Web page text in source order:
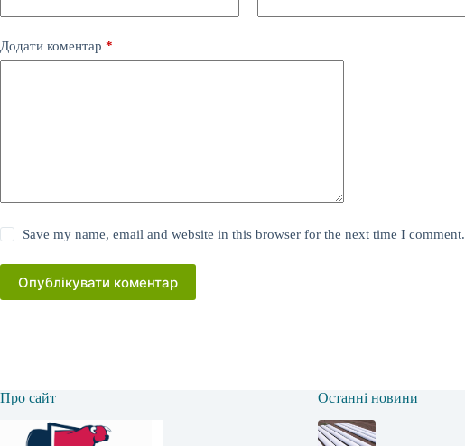
Додати коментар *
Save my name, email and website in this browser for the next time I comment.
Опублікувати коментар
Про сайт Останні новини